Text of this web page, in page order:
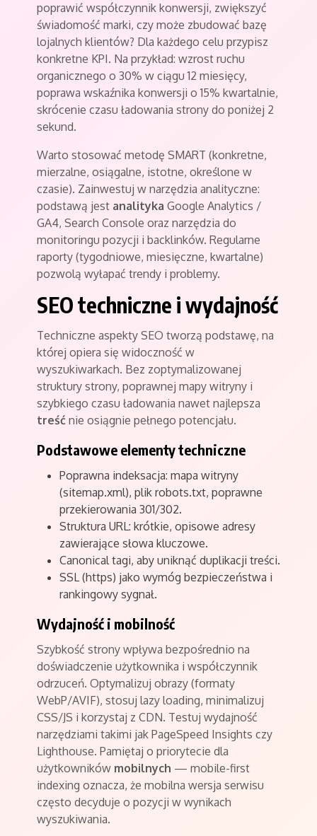
poprawić współczynnik konwersji, zwiększyć
świadomość marki, czy może zbudować bazę
lojalnych klientów? Dla każdego celu przypisz
konkretne KPI. Na przykład: wzrost ruchu
organicznego o 30% w ciągu 12 miesięcy,
poprawa wskaźnika konwersji o 15% kwartalnie,
skrócenie czasu ładowania strony do poniżej 2
sekund.
Warto stosować metodę SMART (konkretne,
mierzalne, osiągalne, istotne, określone w
czasie). Zainwestuj w narzędzia analityczne:
podstawą jest analityka Google Analytics /
GA4, Search Console oraz narzędzia do
monitoringu pozycji i backlinków. Regularne
raporty (tygodniowe, miesięczne, kwartalne)
pozwolą wyłapać trendy i problemy.
SEO techniczne i wydajność
Techniczne aspekty SEO tworzą podstawę, na
której opiera się widoczność w
wyszukiwarkach. Bez zoptymalizowanej
struktury strony, poprawnej mapy witryny i
szybkiego czasu ładowania nawet najlepsza
treść nie osiągnie pełnego potencjału.
Podstawowe elementy techniczne
Poprawna indeksacja: mapa witryny
(sitemap.xml), plik robots.txt, poprawne
przekierowania 301/302.
Struktura URL: krótkie, opisowe adresy
zawierające słowa kluczowe.
Canonical tagi, aby uniknąć duplikacji treści.
SSL (https) jako wymóg bezpieczeństwa i
rankingowy sygnał.
Wydajność i mobilność
Szybkość strony wpływa bezpośrednio na
doświadczenie użytkownika i współczynnik
odrzuceń. Optymalizuj obrazy (formaty
WebP/AVIF), stosuj lazy loading, minimalizuj
CSS/JS i korzystaj z CDN. Testuj wydajność
narzędziami takimi jak PageSpeed Insights czy
Lighthouse. Pamiętaj o priorytecie dla
użytkowników mobilnych — mobile-first
indexing oznacza, że mobilna wersja serwisu
często decyduje o pozycji w wynikach
wyszukiwania.